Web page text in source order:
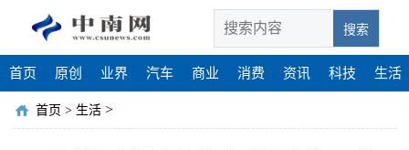
搜索
首页 原创 业界 汽车 商业 消费 资讯 科技 生活
首页 > 生活 >